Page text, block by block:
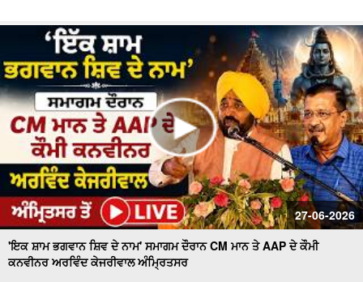
27-06-2026
'ਇਕ ਸ਼ਾਮ ਭਗਵਾਨ ਸ਼ਿਵ ਦੇ ਨਾਮ' ਸਮਾਗਮ ਦੌਰਾਨ CM ਮਾਨ ਤੇ AAP ਦੇ ਕੌਮੀ
ਕਨਵੀਨਰ ਅਰਵਿੰਦ ਕੇਜਰੀਵਾਲ ਅੰਮ੍ਰਿਤਸਰ